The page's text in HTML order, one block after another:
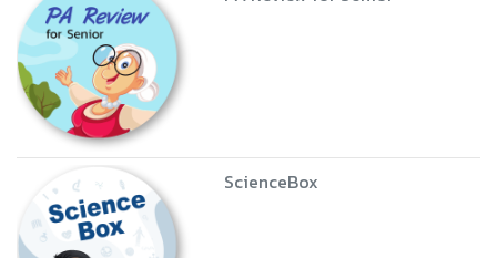
ScienceBox